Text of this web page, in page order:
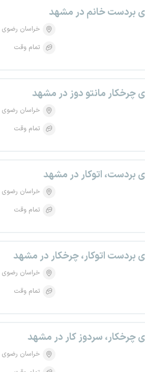
بردست خانم در مشهد
خراسان رضوی
تمام وقت
چرخکار مانتو دوز در مشهد
خراسان رضوی
تمام وقت
بردست، اتوکار در مشهد
خراسان رضوی
تمام وقت
بردست اتوکار، چرخکار در مشهد
خراسان رضوی
تمام وقت
چرخکار، سردوز کار در مشهد
خراسان رضوی